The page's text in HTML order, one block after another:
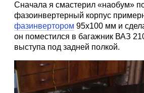
Сначала я смастерил «наобум»
фазоинвертерный корпус
фазинвертором 95х100 мм и
он поместился в багажник ВАЗ
выступа под задней полкой.